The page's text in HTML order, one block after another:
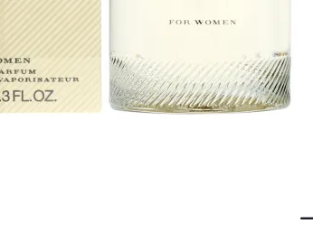
Lanza Healing